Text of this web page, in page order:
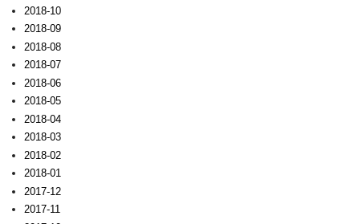
2018-10
2018-09
2018-08
2018-07
2018-06
2018-05
2018-04
2018-03
2018-02
2018-01
2017-12
2017-11